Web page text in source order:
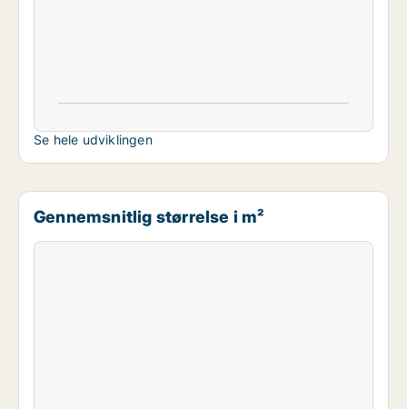
Se hele udviklingen
Gennemsnitlig størrelse i m²